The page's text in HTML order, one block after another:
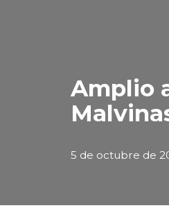
Amplio
5 de octubre de